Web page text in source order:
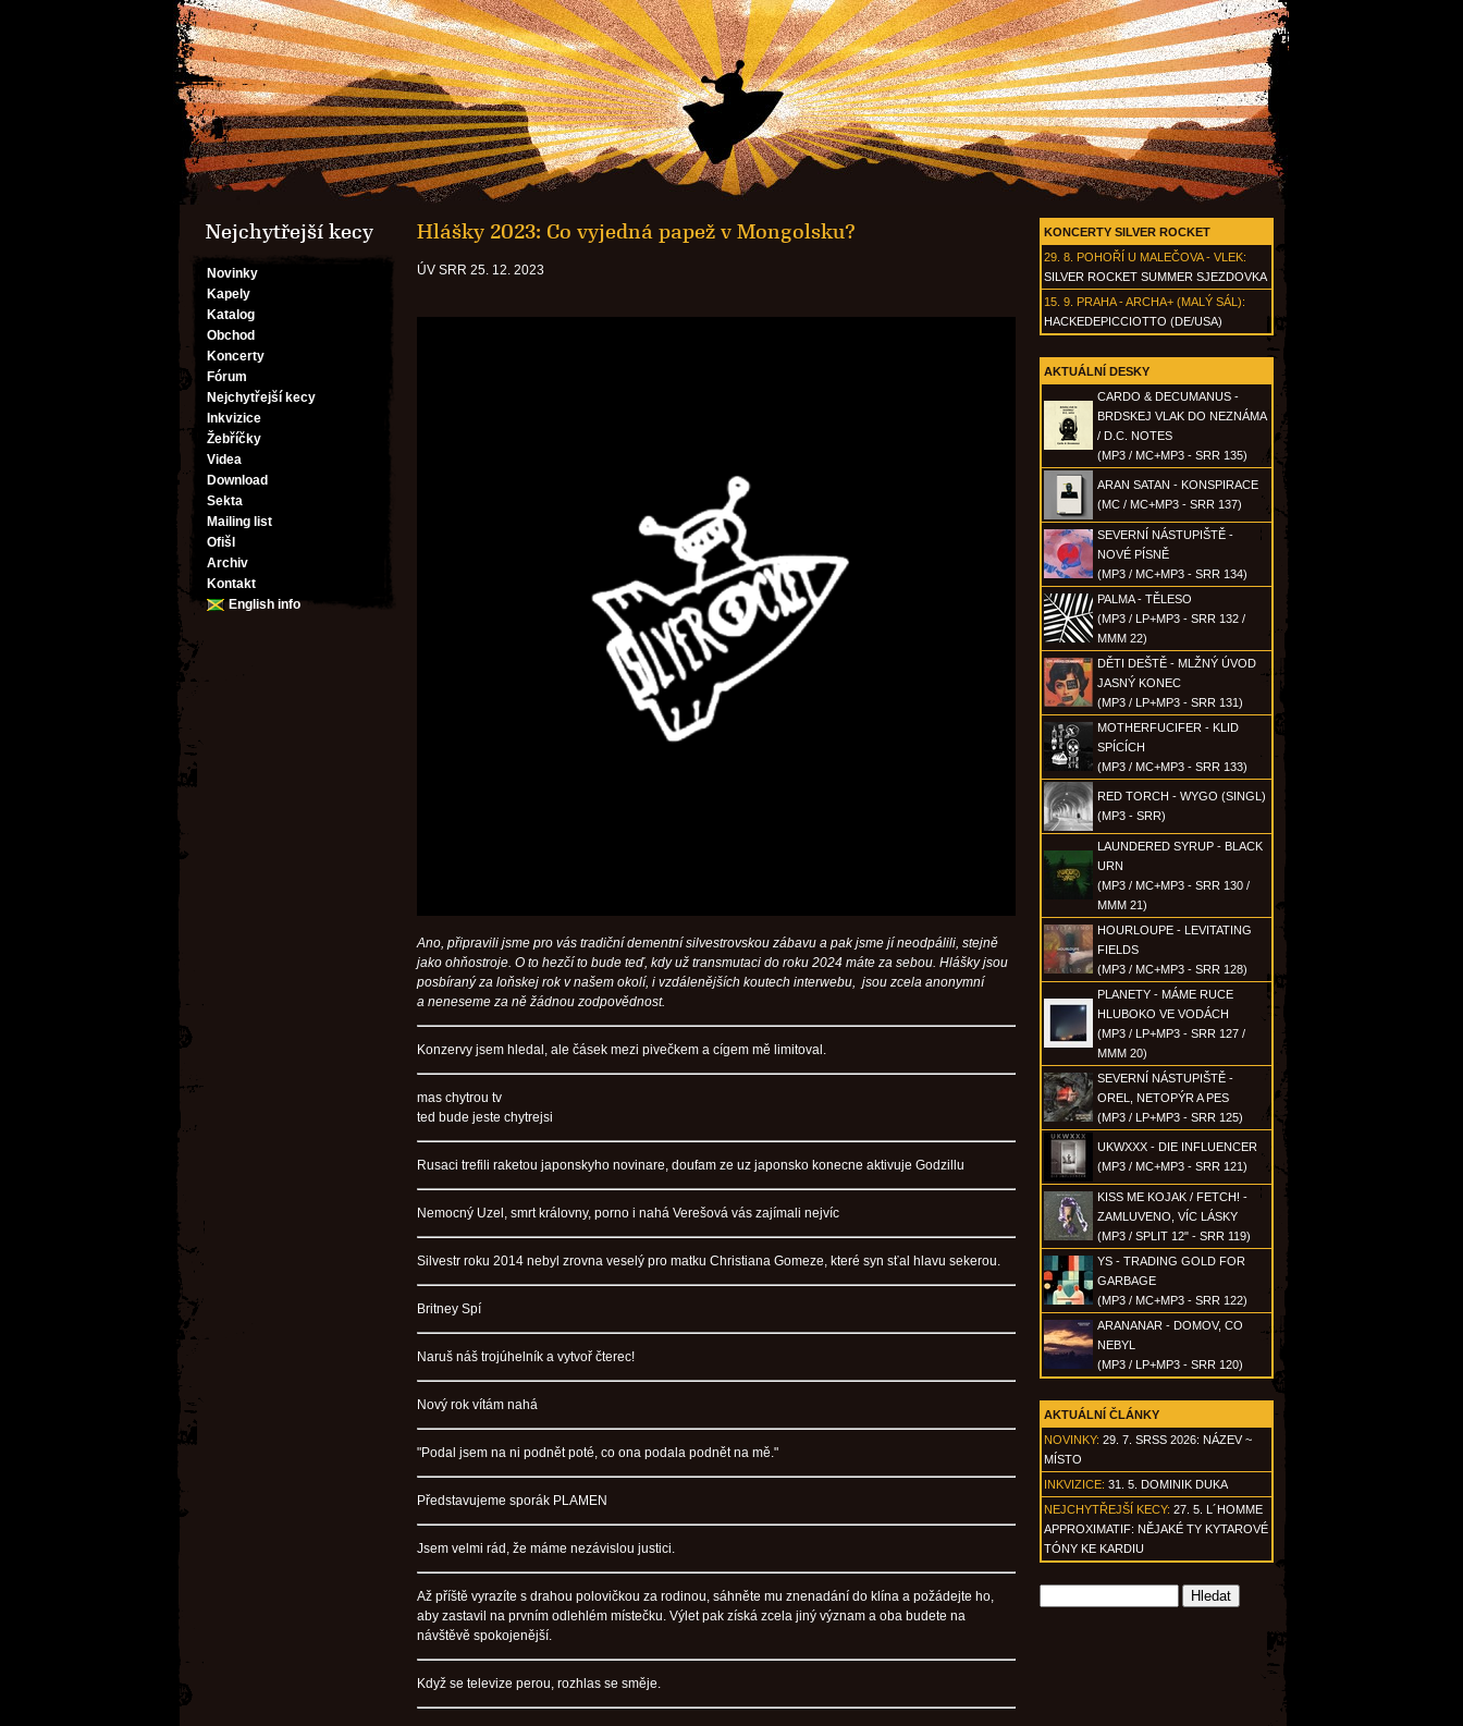
Nejchytřejší kecy
Novinky
Kapely
Katalog
Obchod
Koncerty
Fórum
Nejchytřejší kecy
Inkvizice
Žebříčky
Videa
Download
Sekta
Mailing list
Ofišl
Archiv
Kontakt
English info
KONCERTY SILVER ROCKET
29. 8. POHOŘÍ U MALEČOVA - VLEK:
SILVER ROCKET SUMMER SJEZDOVKA
15. 9. PRAHA - ARCHA+ (MALÝ SÁL):
HACKEDEPICCIOTTO (DE/USA)
AKTUÁLNÍ DESKY
CARDO & DECUMANUS -
BRDSKEJ VLAK DO NEZNÁMA
/ D.C. NOTES
(MP3 / MC+MP3 - SRR 135)
ARAN SATAN - KONSPIRACE
(MC / MC+MP3 - SRR 137)
SEVERNÍ NÁSTUPIŠTĚ -
NOVÉ PÍSNĚ
(MP3 / MC+MP3 - SRR 134)
PALMA - TĚLESO
(MP3 / LP+MP3 - SRR 132 /
MMM 22)
DĚTI DEŠTĚ - MLŽNÝ ÚVOD
JASNÝ KONEC
(MP3 / LP+MP3 - SRR 131)
MOTHERFUCIFER - KLID
SPÍCÍCH
(MP3 / MC+MP3 - SRR 133)
RED TORCH - WYGO (SINGL)
(MP3 - SRR)
LAUNDERED SYRUP - BLACK
URN
(MP3 / MC+MP3 - SRR 130 /
MMM 21)
HOURLOUPE - LEVITATING
FIELDS
(MP3 / MC+MP3 - SRR 128)
PLANETY - MÁME RUCE
HLUBOKO VE VODÁCH
(MP3 / LP+MP3 - SRR 127 /
MMM 20)
SEVERNÍ NÁSTUPIŠTĚ -
OREL, NETOPÝR A PES
(MP3 / LP+MP3 - SRR 125)
UKWXXX - DIE INFLUENCER
(MP3 / MC+MP3 - SRR 121)
KISS ME KOJAK / FETCH! -
ZAMLUVENO, VÍC LÁSKY
(MP3 / SPLIT 12" - SRR 119)
YS - TRADING GOLD FOR
GARBAGE
(MP3 / MC+MP3 - SRR 122)
ARANANAR - DOMOV, CO
NEBYL
(MP3 / LP+MP3 - SRR 120)
AKTUÁLNÍ ČLÁNKY
NOVINKY: 29. 7. SRSS 2026: NÁZEV ~
MÍSTO
INKVIZICE: 31. 5. DOMINIK DUKA
NEJCHYTŘEJŠÍ KECY: 27. 5. L´HOMME
APPROXIMATIF: NĚJAKÉ TY KYTAROVÉ
TÓNY KE KARDIU
Hlášky 2023: Co vyjedná papež v Mongolsku?
ÚV SRR 25. 12. 2023
Ano, připravili jsme pro vás tradiční dementní silvestrovskou zábavu a pak jsme jí neodpálili, stejně
jako ohňostroje. O to hezčí to bude teď, kdy už transmutaci do roku 2024 máte za sebou. Hlášky jsou
posbíraný za loňskej rok v našem okolí, i vzdálenějších koutech interwebu, jsou zcela anonymní
a neneseme za ně žádnou zodpovědnost.
Konzervy jsem hledal, ale čásek mezi pivečkem a cígem mě limitoval.
mas chytrou tv
ted bude jeste chytrejsi
Rusaci trefili raketou japonskyho novinare, doufam ze uz japonsko konecne aktivuje Godzillu
Nemocný Uzel, smrt královny, porno i nahá Verešová vás zajímali nejvíc
Silvestr roku 2014 nebyl zrovna veselý pro matku Christiana Gomeze, které syn sťal hlavu sekerou.
Britney Spí
Naruš náš trojúhelník a vytvoř čterec!
Nový rok vítám nahá
"Podal jsem na ni podnět poté, co ona podala podnět na mě."
Představujeme sporák PLAMEN
Jsem velmi rád, že máme nezávislou justici.
Až příště vyrazíte s drahou polovičkou za rodinou, sáhněte mu znenadání do klína a požádejte ho,
aby zastavil na prvním odlehlém místečku. Výlet pak získá zcela jiný význam a oba budete na
návštěvě spokojenější.
Když se televize perou, rozhlas se směje.